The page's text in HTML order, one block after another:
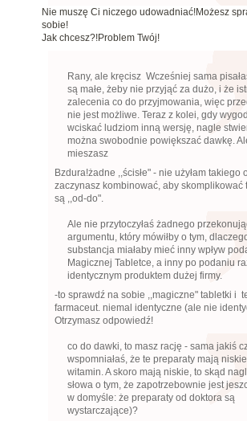
Nie muszę Ci niczego udowadniać!Możesz
sobie!
Jak chcesz?!Problem Twój!
Rany, ale kręcisz Wcześniej sama
są małe, żeby nie przyjąć za dużo, i że
zalecenia co do przyjmowania, więc
nie jest możliwe. Teraz z kolei, gdy
wciskać ludziom inną wersję, nagle
można swobodnie powiększać dawkę.
mieszasz
Bzdura!żadne ,,ścisłe" - nie użyłam takiego
zaczynasz kombinować, aby skomplikować
są ,,od-do".
Ale nie przytoczyłaś żadnego
argumentu, który mówiłby o tym,
substancja miałaby mieć inny wpływ
Magicznej Tabletce, a inny po podaniu
identycznym produktem dużej firmy.
-to sprawdź na sobie ,,magiczne" tabletki i
farmaceut. niemal identyczne (ale nie
Otrzymasz odpowiedź!
co do dawki, to masz rację - sama jakiś
wspomniałaś, że te preparaty mają
witamin. A skoro mają niskie, to skąd
słowa o tym, że zapotrzebownie jest
w domyśle: że preparaty od doktora są
wystarczające)?